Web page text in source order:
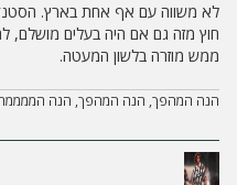
ה
לא משווה עם אף אחת בארץ.
ממש מוזרה בלשון המעטה.
הנה המהפך, הנה המהפך, הנה